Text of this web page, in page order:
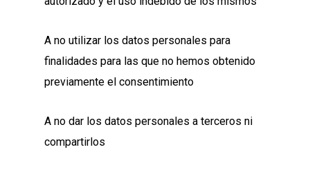
A no utilizar los datos personales para
finalidades para las que no hemos obtenido
previamente el consentimiento
A no dar los datos personales a terceros ni
compartirlos